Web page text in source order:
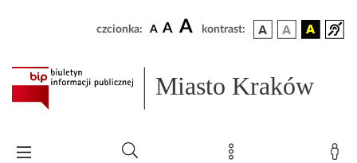
czcionka: A A A kontrast:
Miasto Kraków